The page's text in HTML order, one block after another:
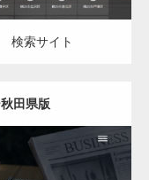
検索サイト
田県版